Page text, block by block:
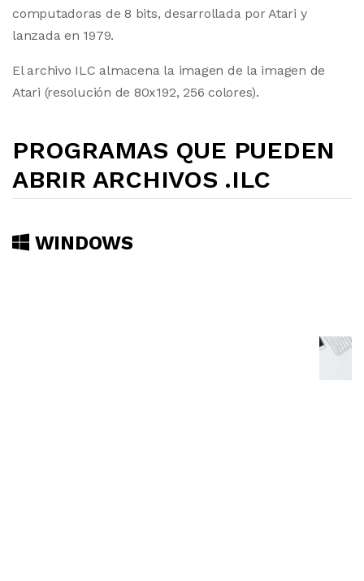
computadoras de 8 bits, desarrollada por Atari y
lanzada en 1979.
El archivo ILC almacena la imagen de la imagen de
Atari (resolución de 80x192, 256 colores).
PROGRAMAS QUE PUEDEN
ABRIR ARCHIVOS .ILC
WINDOWS